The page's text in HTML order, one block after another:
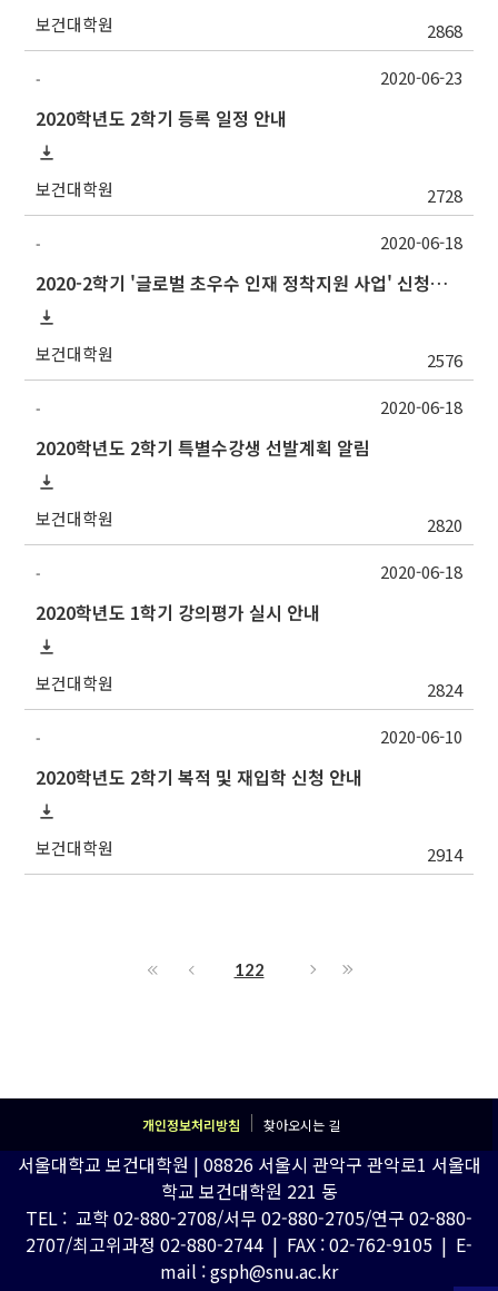
보건대학원 2868
-
2020학년도 2학기 등록 일정 안내
보건대학원 2728
2020-06-23
-
2020-2학기 '글로벌 초우수 인재 정착지원 사업' 신청서 접수 안내
보건대학원 2576
2020-06-18
-
2020학년도 2학기 특별수강생 선발계획 알림
보건대학원 2820
2020-06-18
-
2020학년도 1학기 강의평가 실시 안내
보건대학원 2824
2020-06-18
-
2020학년도 2학기 복적 및 재입학 신청 안내
보건대학원 2914
2020-06-10
122
개인정보처리방침 찾아오시는 길
서울대학교 보건대학원 | 08826 서울시 관악구 관악로1 서울대
학교 보건대학원 221 동
TEL : 교학 02-880-2708/서무 02-880-2705/연구 02-880-
2707/최고위과정 02-880-2744 | FAX : 02-762-9105 | E-
mail : gsph@snu.ac.kr